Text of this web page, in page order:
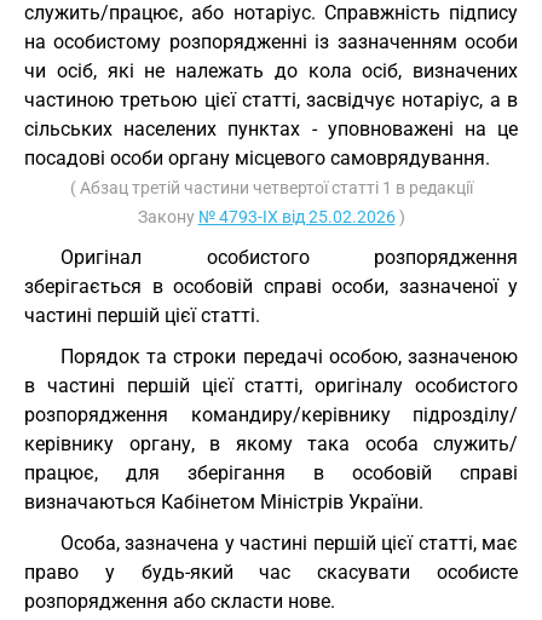
служить/працює, або нотаріус. Справжність підпису
на особистому розпорядженні із зазначенням особи
чи осіб, які не належать до кола осіб, визначених
частиною третьою цієї статті, засвідчує нотаріус, а в
сільських населених пунктах - уповноважені на це
посадові особи органу місцевого самоврядування.
( Абзац третій частини четвертої статті 1 в редакції
Закону № 4793-IX від 25.02.2026)
Оригінал особистого розпорядження
зберігається в особовій справі особи, зазначеної у
частині першій цієї статті.
Порядок та строки передачі особою, зазначеною
в частині першій цієї статті, оригіналу особистого
розпорядження командиру/керівнику підрозділу/
керівнику органу, в якому така особа служить/
працює, для зберігання в особовій справі
визначаються Кабінетом Міністрів України.
Особа, зазначена у частині першій цієї статті, має
право у будь-який час скасувати особисте
розпорядження або скласти нове.